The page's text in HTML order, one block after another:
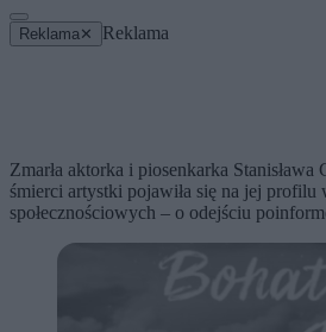
Reklama ✕ Reklama
Zmarła aktorka i piosenkarka
śmierci artystki pojawiła się na jej profilu
społecznościowych – o odejściu